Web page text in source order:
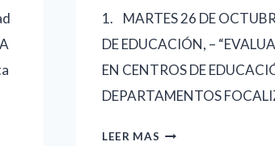
1. MARTES 26 DE
DE EDUCACIÓN, –
EN CENTROS DE
DEPARTAMENTOS
LEER MAS REFERENCIA-